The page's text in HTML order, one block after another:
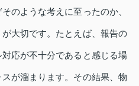
のような考えに至ったのか、
大切です。たとえば、報告の
応が不十分であると感じる場
が溜まります。その結果、物